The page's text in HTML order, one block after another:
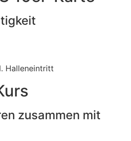
Halleneintritt
zusammen mit